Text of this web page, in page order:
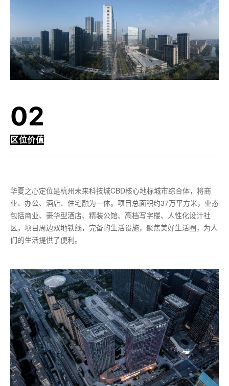
02
区位价值
华夏之心定位是杭州未来科技城CBD核心地标城市综合体，将商
业、办公、酒店、住宅融为一体。项目总面积约37万平方米，业态
包括商业、豪华型酒店、精装公馆、高档写字楼、人性化设计社
区。项目周边双地铁线，完备的生活设施，聚焦美好生活圈，为人
们的生活提供了便利。